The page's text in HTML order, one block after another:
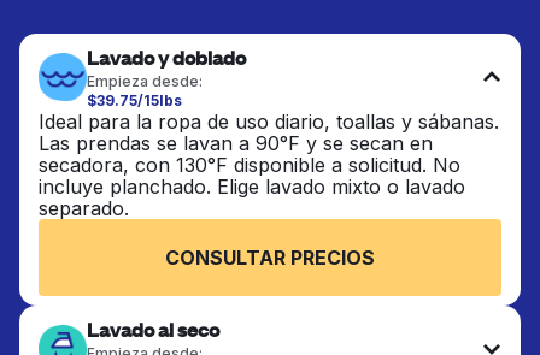
Lavado y doblado
Empieza desde:
$39.75/15lbs
Ideal para la ropa de uso diario, toallas y sábanas.
Las prendas se lavan a 90°F y se secan en
secadora, con 130°F disponible a solicitud. No
incluye planchado. Elige lavado mixto o lavado
separado.
CONSULTAR PRECIOS
Lavado al seco